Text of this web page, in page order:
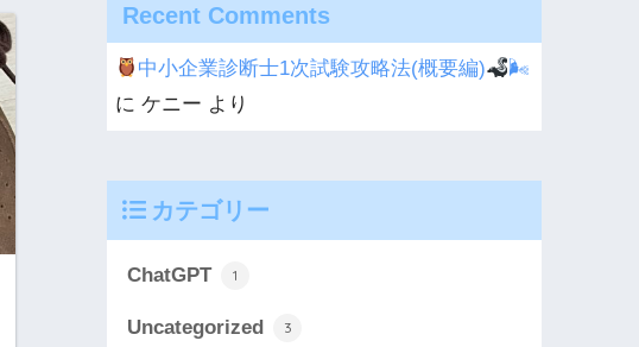
Recent Comments
中小企業診断士1次試験攻略法(概要編)
🌬
にケニー より
カテゴリー
ChatGPT 1
Uncategorized 3